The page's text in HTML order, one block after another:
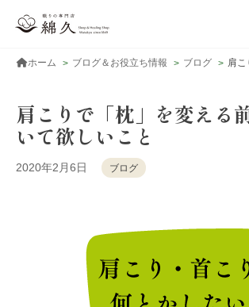
ホーム ブログ＆お役立ち情報 ブログ 肩
肩こりで「枕」を変える
いて欲しいこと
2020年2月6日 ブログ